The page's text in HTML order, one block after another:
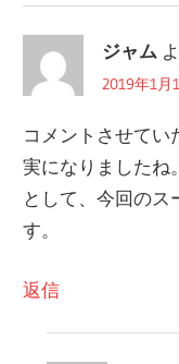
ー
シ
ョ
ン
ジャム
2019年1月
コメントさせてい
実になりましたね
として、今回のス
す。
返信